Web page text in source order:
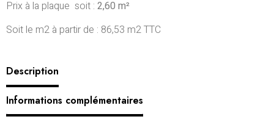
Prix à la plaque soit : 2,60 m²
Soit le m2 à partir de : 86,53 m2 TTC
Description
Informations complémentaires